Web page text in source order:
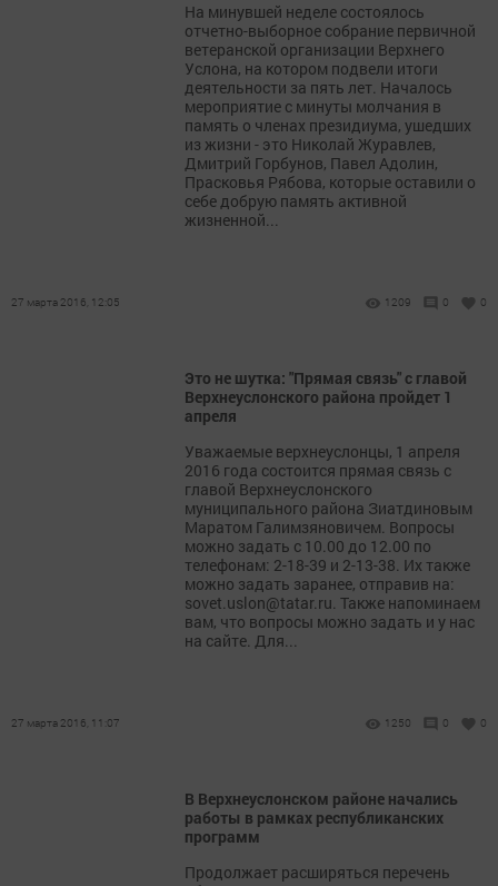
На минувшей неделе состоялось
отчетно-выборное собрание первичной
ветеранской организации Верхнего
Услона, на котором подвели итоги
деятельности за пять лет. Началось
мероприятие с минуты молчания в
память о членах президиума, ушедших
из жизни - это Николай Журавлев,
Дмитрий Горбунов, Павел Адолин,
Прасковья Рябова, которые оставили о
себе добрую память активной
жизненной...
27 марта 2016, 12:05 1209 0 0
Это не шутка: "Прямая связь" с главой
Верхнеуслонского района пройдет 1
апреля
Уважаемые верхнеуслонцы, 1 апреля
2016 года состоится прямая связь с
главой Верхнеуслонского
муниципального района Зиатдиновым
Маратом Галимзяновичем. Вопросы
можно задать с 10.00 до 12.00 по
телефонам: 2-18-39 и 2-13-38. Их также
можно задать заранее, отправив на:
sovet.uslon@tatar.ru. Также напоминаем
вам, что вопросы можно задать и у нас
на сайте. Для...
27 марта 2016, 11:07 1250 0 0
В Верхнеуслонском районе начались
работы в рамках республиканских
программ
Продолжает расширяться перечень